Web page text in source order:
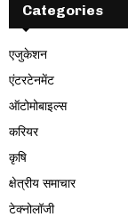
Categories
एजुकेशन
एंटरटेनमेंट
ऑटोमोबाइल्स
करियर
कृषि
क्षेत्रीय समाचार
टेक्नोलॉजी